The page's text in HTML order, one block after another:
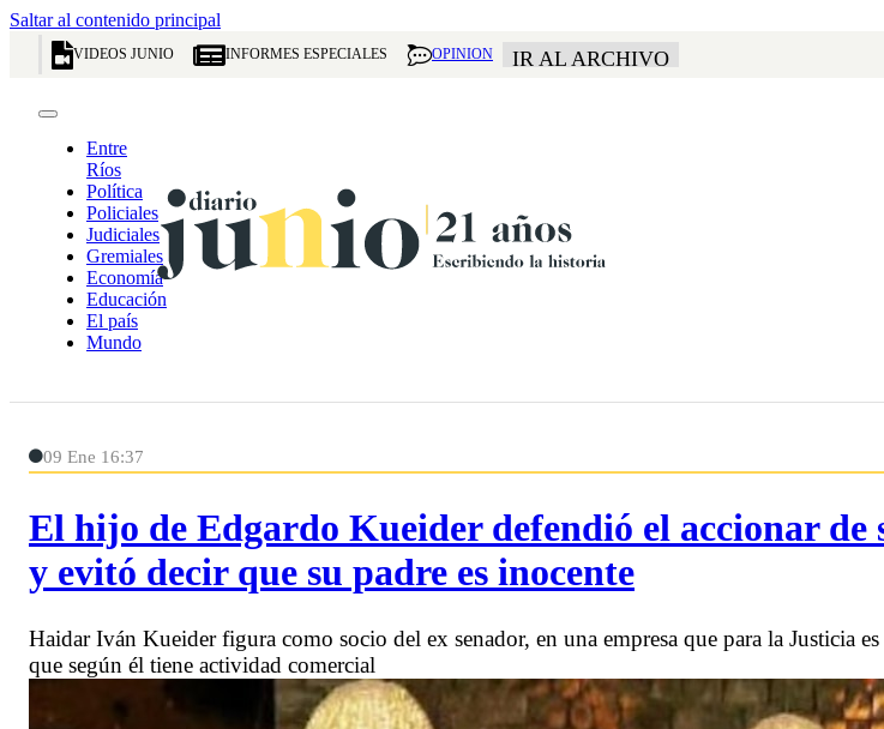
Saltar al contenido principal
VIDEOS JUNIO INFORMES ESPECIALES OPINION IR AL ARCHIVO
Entre
Ríos
Política
Policiales
Judiciales
Gremiales
Economía
Educación
El país
Mundo
09 Ene 16:37
El hijo de Edgardo Kueider defendió el accionar de
y evitó decir que su padre es inocente
Haidar Iván Kueider figura como socio del ex senador, en una empresa que para la Justicia es
que según él tiene actividad comercial